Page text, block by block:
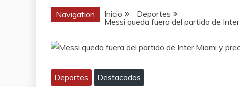
Navigation Inicio
Deportes
Messi queda fuera del partido de
Deportes Destacadas